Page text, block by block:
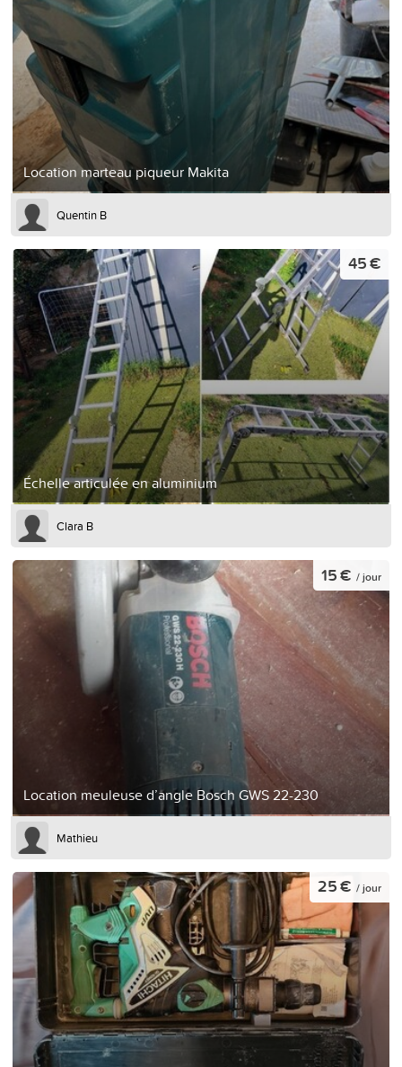
Location marteau piqueur Makita
Quentin B
Échelle articulée en aluminium
45 €
Clara B
Location meuleuse d’angle Bosch GWS 22-230
15 € / jour
Mathieu
25 € / jour